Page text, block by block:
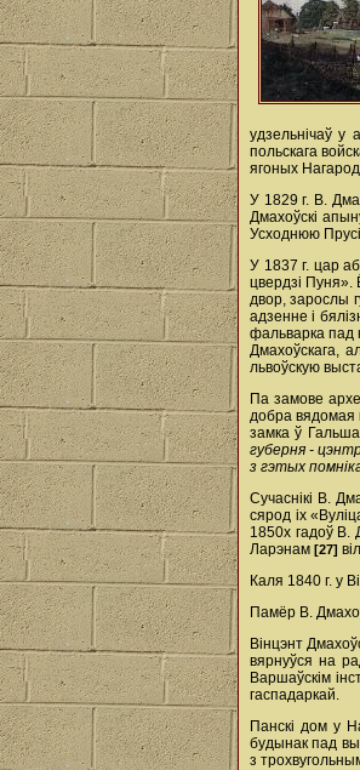
удзельнічаў у
польскага
ягоных
У 1829 г. В.
Дмахоўскі
Усходнюю
У 1837 г. цар
цвердзі Пуня».
двор, зарослы
адзенне і
фальварка пад
Дмахоўскага,
львоўскую
Па замове
добра вядомая
замка ў
губерня -
з гэтых
Сучаснікі В.
сярод іх
1850­х гадоў В.
Ларэнам [27]
Каля 1840 г. у
Памёр В.
Вінцэнт
вярнуўся на
Варшаўскім
гаспадаркай.
Панскі дом у
будынак пад
з